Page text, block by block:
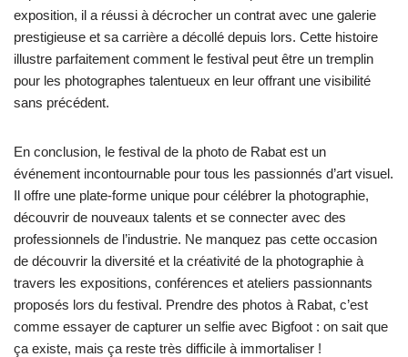
exposition, il a réussi à décrocher un contrat avec une galerie
prestigieuse et sa carrière a décollé depuis lors. Cette histoire
illustre parfaitement comment le festival peut être un tremplin
pour les photographes talentueux en leur offrant une visibilité
sans précédent.
En conclusion, le festival de la photo de Rabat est un
événement incontournable pour tous les passionnés d’art visuel.
Il offre une plate-forme unique pour célébrer la photographie,
découvrir de nouveaux talents et se connecter avec des
professionnels de l’industrie. Ne manquez pas cette occasion
de découvrir la diversité et la créativité de la photographie à
travers les expositions, conférences et ateliers passionnants
proposés lors du festival. Prendre des photos à Rabat, c’est
comme essayer de capturer un selfie avec Bigfoot : on sait que
ça existe, mais ça reste très difficile à immortaliser !